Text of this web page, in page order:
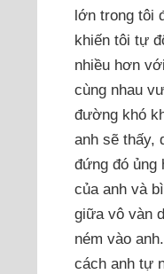
lớn trong tôi
khiến tôi tự
nhiều hơn
cùng nhau
đường khó
anh sẽ thấy,
đứng đó ủng
của anh và
giữa vô vàn
ném vào
cách anh tự